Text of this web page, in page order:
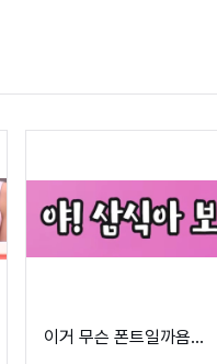
이거 무슨 폰트일까욤...